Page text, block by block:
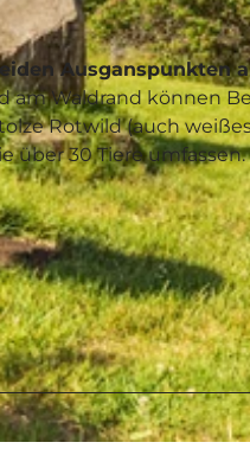
Ausganspunkten
Waldrand können
Rotwild (auch
30 Tiere